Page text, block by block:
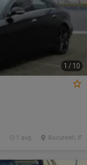
1 / 10
Bucuresti, IF
1 aug.